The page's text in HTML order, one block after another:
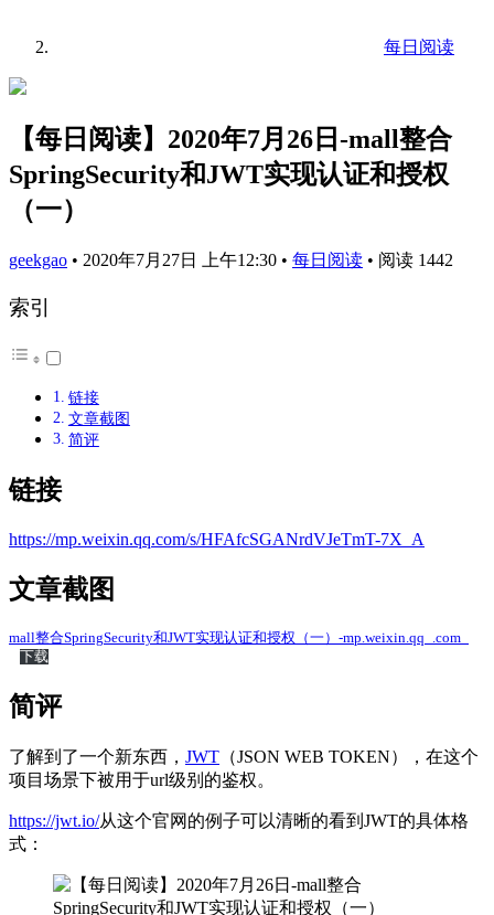
每日阅读
【每日阅读】2020年7月26日-mall整合
SpringSecurity和JWT实现认证和授权
（一）
geekgao • 2020年7月27日 上午12:30 • 每日阅读 • 阅读 1442
索引
链接
文章截图
简评
链接
https://mp.weixin.qq.com/s/HFAfcSGANrdVJeTmT-7X_A
文章截图
mall整合SpringSecurity和JWT实现认证和授权（一）-mp.weixin.qq_.com_
下载
简评
了解到了一个新东西， JWT （JSON WEB TOKEN），在这个
项目场景下被用于url级别的鉴权。
https://jwt.io/从这个官网的例子可以清晰的看到JWT的具体格
式：